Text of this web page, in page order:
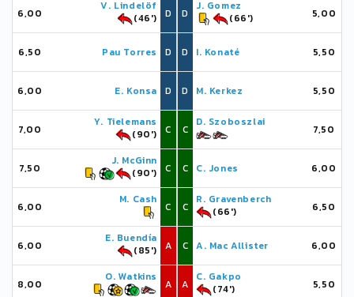
6,00
V. Lindelöf
(46')
D
6,50 Pau Torres D
6,00 E. Konsa D
7,00
Y. Tielemans
(90')
C
7,50
J. McGinn
(90')
C
6,00
M. Cash
C
6,00
E. Buendía
(85')
A
8,00
O. Watkins
A
D
J. Gomez
(66')
5,00
D I. Konaté 5,50
D M. Kerkez 5,50
C
D. Szoboszlai
7,50
C C. Jones 6,00
C
R. Gravenberch
(66')
6,50
C A. Mac Allister 6,00
A
C. Gakpo
(74')
5,50